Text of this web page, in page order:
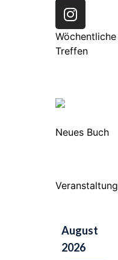
Wöchentliche
Treffen
Neues Buch